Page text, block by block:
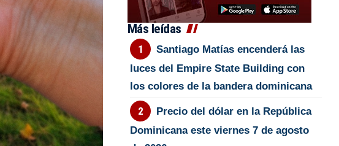
Más leídas
Santiago Matías encenderá las
luces del Empire State Building con
los colores de la bandera dominicana
Precio del dólar en la República
Dominicana este viernes 7 de agosto